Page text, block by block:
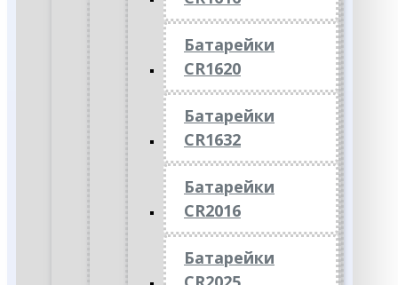
Батарейки
CR1620
Батарейки
CR1632
Батарейки
CR2016
Батарейки